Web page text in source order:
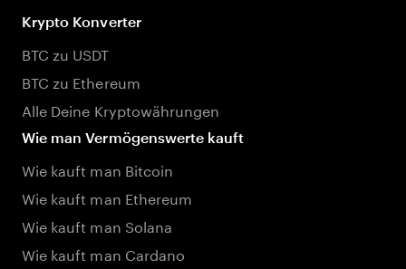
Krypto Konverter
BTC zu USDT
BTC zu Ethereum
Alle Deine Kryptowährungen
Wie man Vermögenswerte kauft
Wie kauft man Bitcoin
Wie kauft man Ethereum
Wie kauft man Solana
Wie kauft man Cardano